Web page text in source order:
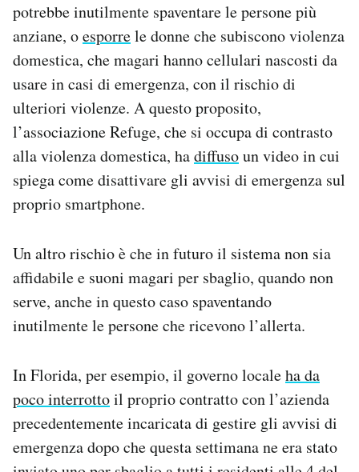
potrebbe inutilmente spaventare le persone più
anziane, oesporrele donne che subiscono violenza
domestica, che magari hanno cellulari nascosti da
usare in casi di emergenza, con il rischio di
ulteriori violenze. A questo proposito,
l’associazione Refuge, che si occupa di contrasto
alla violenza domestica, hadiffusoun video in cui
spiega come disattivare gli avvisi di emergenza sul
proprio smartphone.
Un altro rischio è che in futuro il sistema non sia
affidabile e suoni magari per sbaglio, quando non
serve, anche in questo caso spaventando
inutilmente le persone che ricevono l’allerta.
In Florida, per esempio, il governo localeha da
poco interrottoil proprio contratto con l’azienda
precedentemente incaricata di gestire gli avvisi di
emergenza dopo che questa settimana ne era stato